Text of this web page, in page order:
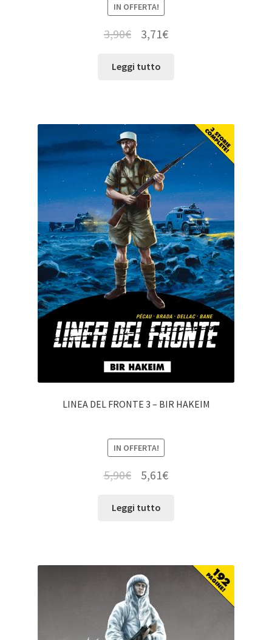
IN OFFERTA!
3,90€ 3,71€
Leggi tutto
LINEA DEL FRONTE 3 – BIR HAKEIM
IN OFFERTA!
5,90€ 5,61€
Leggi tutto